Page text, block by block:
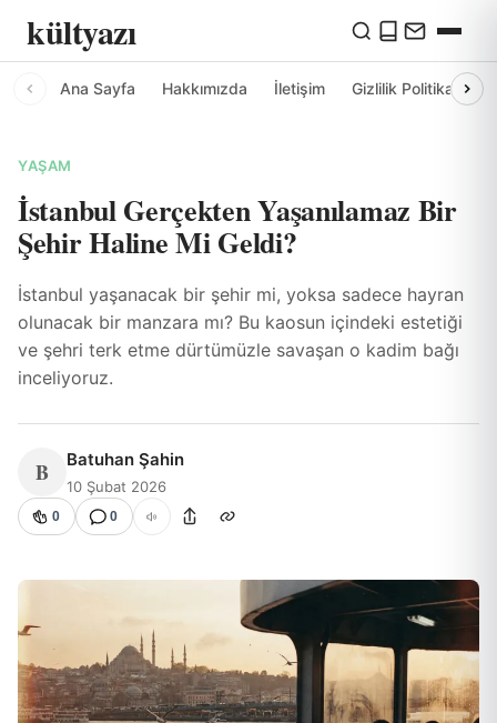
kültyazı
Ana Sayfa Hakkımızda İletişim Gizlilik Politikası
YAŞAM
İstanbul Gerçekten Yaşanılamaz Bir
Şehir Haline Mi Geldi?
İstanbul yaşanacak bir şehir mi, yoksa sadece hayran
olunacak bir manzara mı? Bu kaosun içindeki estetiği
ve şehri terk etme dürtümüzle savaşan o kadim bağı
inceliyoruz.
B Batuhan Şahin
10 Şubat 2026
0 0